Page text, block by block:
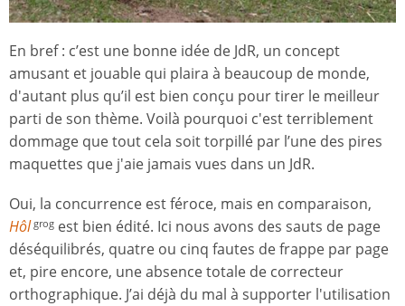
En bref : c’est une bonne idée de JdR, un concept
amusant et jouable qui plaira à beaucoup de monde,
d'autant plus qu’il est bien conçu pour tirer le meilleur
parti de son thème. Voilà pourquoi c'est terriblement
dommage que tout cela soit torpillé par l’une des pires
maquettes que j'aie jamais vues dans un JdR.
Oui, la concurrence est féroce, mais en comparaison,
Hôlgrog est bien édité. Ici nous avons des sauts de page
déséquilibrés, quatre ou cinq fautes de frappe par page
et, pire encore, une absence totale de correcteur
orthographique. J’ai déjà du mal à supporter l'utilisation